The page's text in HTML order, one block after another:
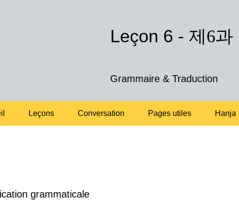
Leçon 6 - 제6과
Grammaire & Traduction
Leçons Conversation Pages utiles Hanja
grammaticale